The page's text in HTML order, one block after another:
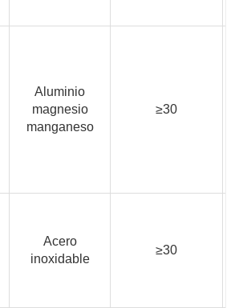
Aluminio
magnesio
manganeso
≥30
Acero
inoxidable
≥30